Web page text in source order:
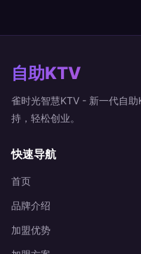
自助KTV
雀时光智慧KTV - 新一代自
持，轻松创业。
快速导航
首页
品牌介绍
加盟优势